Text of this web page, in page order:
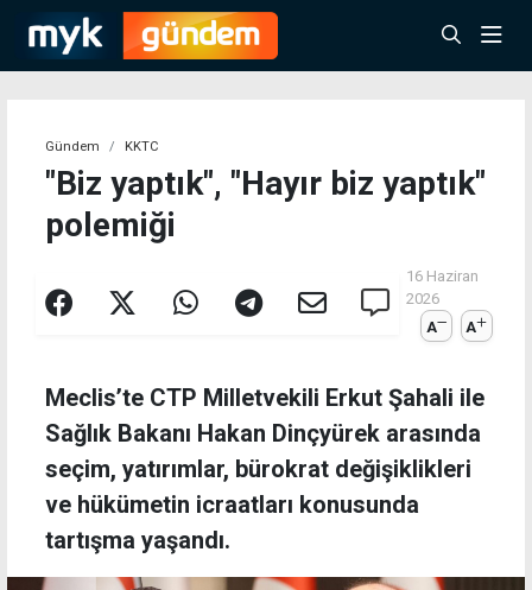
Gündem KKTC
"Biz yaptık", "Hayır biz yaptık"
polemiği
16 Haziran
2026
A
A
Meclis’te CTP Milletvekili Erkut Şahali ile
Sağlık Bakanı Hakan Dinçyürek arasında
seçim, yatırımlar, bürokrat değişiklikleri
ve hükümetin icraatları konusunda
tartışma yaşandı.